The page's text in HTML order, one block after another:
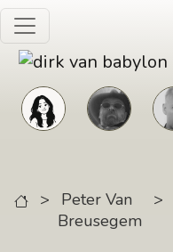
Skip to main content
>
Peter Van
Breusegem
>